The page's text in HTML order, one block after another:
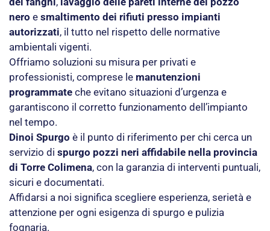
nero e smaltimento dei rifiuti presso impianti
autorizzati, il tutto nel rispetto delle normative
ambientali vigenti.
Offriamo soluzioni su misura per privati e
professionisti, comprese le manutenzioni
programmate che evitano situazioni d’urgenza e
garantiscono il corretto funzionamento dell’impianto
nel tempo.
Dinoi Spurgo è il punto di riferimento per chi cerca un
servizio di spurgo pozzi neri affidabile nella provincia
di Torre Colimena, con la garanzia di interventi puntuali,
sicuri e documentati.
Affidarsi a noi significa scegliere esperienza, serietà e
attenzione per ogni esigenza di spurgo e pulizia
fognaria.